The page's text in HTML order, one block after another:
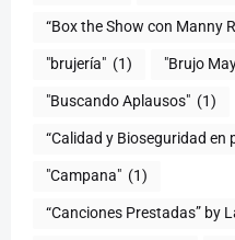
“Box the Show con Manny
"brujería" (1) "Brujo
"Buscando Aplausos" (1)
"Campana" (1)
“Canciones Prestadas” by